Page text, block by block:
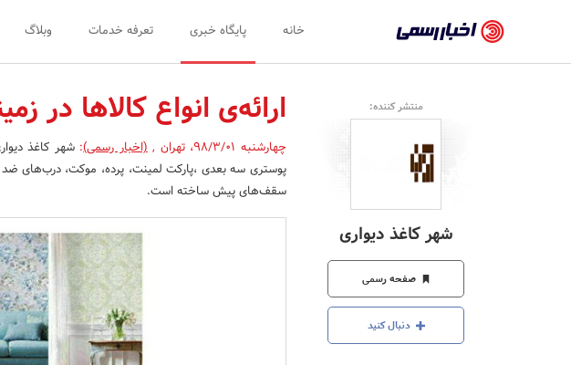
رسمی
-
اخبار
شرکت‌ها،
سازمان‌ها
و
روابط
عمومی‌ها
خانه پایگاه خبری تعرفه خدمات وبلاگ
منتشر کننده:
شهر کاغذ دیواری
صفحه رسمی
دنبال کنید
ارائه‌ی انواع کالاها در
چهارشنبه 98/3/01 ،تهران ,(اخبار رسمی):شهر کاغذ
پوستری سه بعدی ،پارکت لمینت، پرده، موکت، درب‌های ضد
سقف‌های پیش ساخته است.